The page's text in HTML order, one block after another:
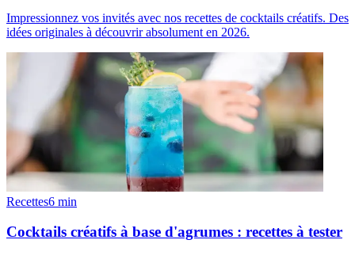
Impressionnez vos invités avec nos recettes de cocktails créatifs. Des
idées originales à découvrir absolument en 2026.
Recettes6 min
Cocktails créatifs à base d'agrumes : recettes à tester